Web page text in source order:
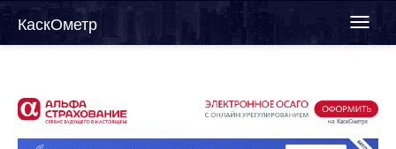
Toggle
КаскОметр